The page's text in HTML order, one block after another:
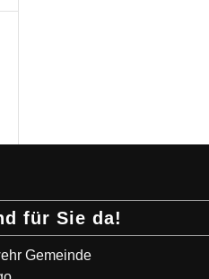
für Sie da!